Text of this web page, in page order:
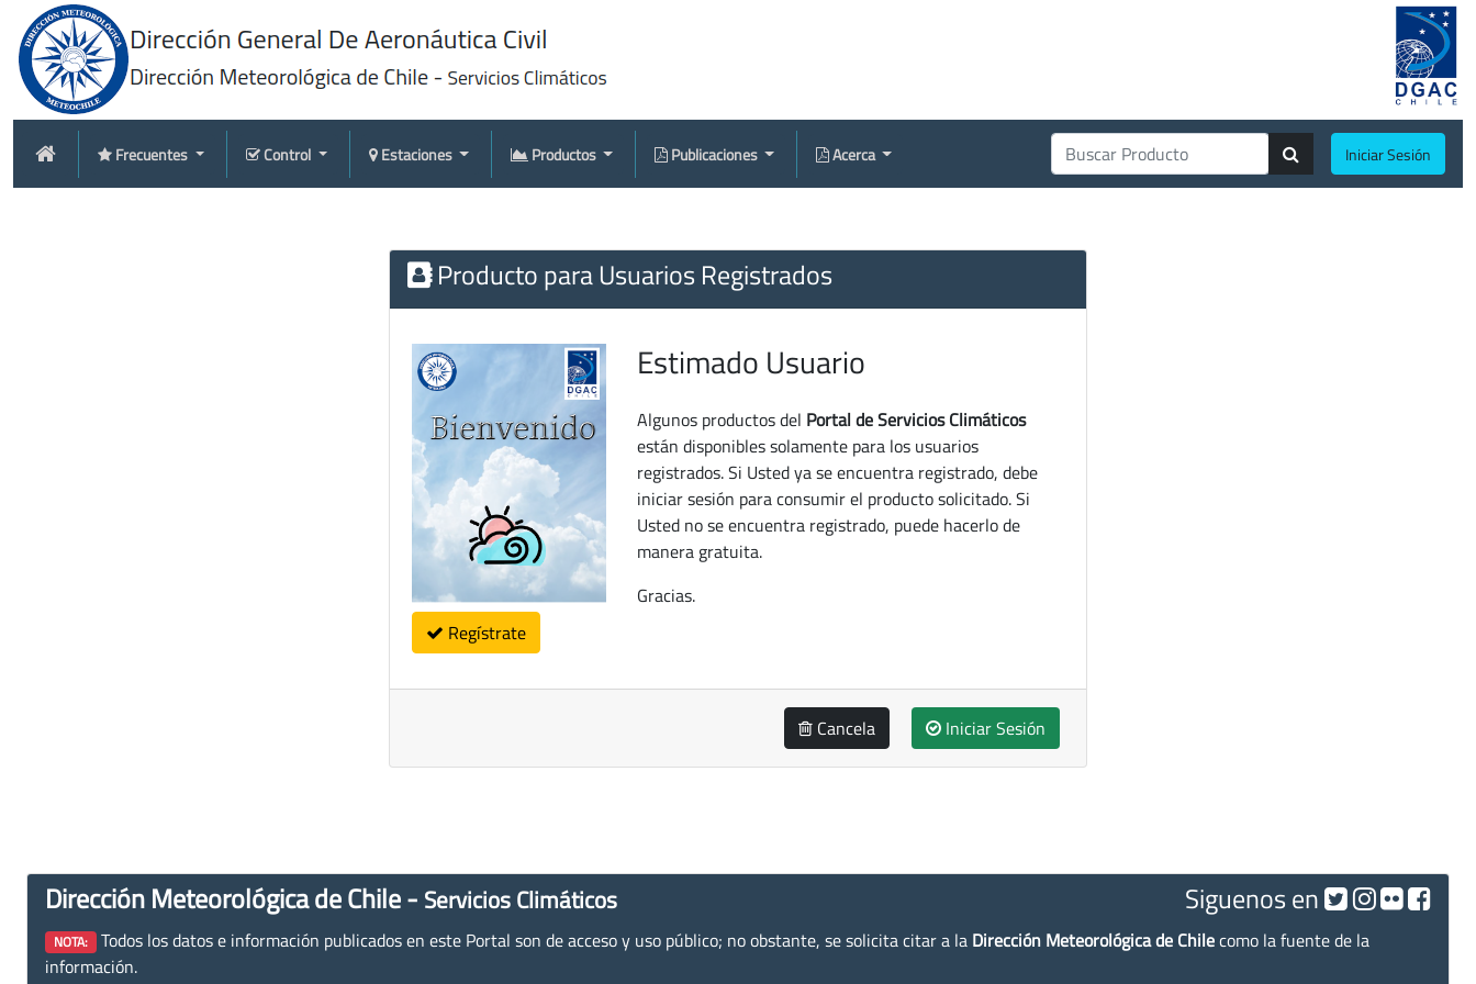
Frecuentes Control Estaciones Productos Publicaciones Acerca Iniciar Sesión
Producto para Usuarios Registrados
Regístrate
Estimado Usuario
Algunos productos del Portal de Servicios Climáticos
están disponibles solamente para los usuarios
registrados. Si Usted ya se encuentra registrado, debe
iniciar sesión para consumir el producto solicitado. Si
Usted no se encuentra registrado, puede hacerlo de
manera gratuita.
Gracias.
Cancela Iniciar Sesión
Dirección Meteorológica de Chile - Servicios Climáticos Siguenos en
NOTA: Todos los datos e información publicados en este Portal son de acceso y uso público; no obstante, se solicita citar a la Dirección Meteorológica de Chilecomo la fuente de la
información.